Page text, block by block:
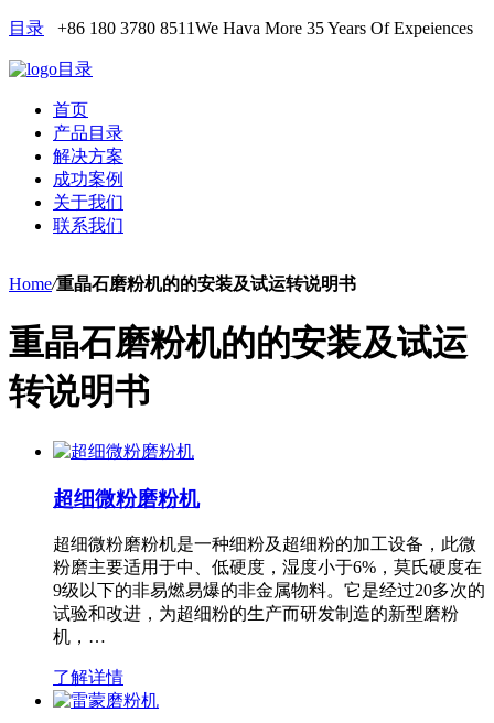
目录 +86 180 3780 8511We Hava More 35 Years Of Expeiences
目录
首页
产品目录
解决方案
成功案例
关于我们
联系我们
Home/重晶石磨粉机的的安装及试运转说明书
重晶石磨粉机的的安装及试运
转说明书
超细微粉磨粉机
超细微粉磨粉机是一种细粉及超细粉的加工设备，此微
粉磨主要适用于中、低硬度，湿度小于6%，莫氏硬度在
9级以下的非易燃易爆的非金属物料。它是经过20多次的
试验和改进，为超细粉的生产而研发制造的新型磨粉
机，…
了解详情